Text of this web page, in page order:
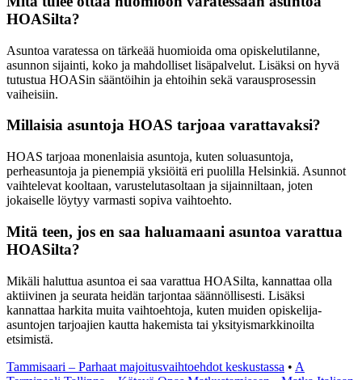
HOASilta?
Asuntoa varatessa on tärkeää huomioida oma opiskelutilanne,
asunnon sijainti, koko ja mahdolliset lisäpalvelut. Lisäksi on hyvä
tutustua HOASin sääntöihin ja ehtoihin sekä varausprosessin
vaiheisiin.
Millaisia asuntoja HOAS tarjoaa varattavaksi?
HOAS tarjoaa monenlaisia asuntoja, kuten soluasuntoja,
perheasuntoja ja pienempiä yksiöitä eri puolilla Helsinkiä. Asunnot
vaihtelevat kooltaan, varustelutasoltaan ja sijainniltaan, joten
jokaiselle löytyy varmasti sopiva vaihtoehto.
Mitä teen, jos en saa haluamaani asuntoa varattua
HOASilta?
Mikäli haluttua asuntoa ei saa varattua HOASilta, kannattaa olla
aktiivinen ja seurata heidän tarjontaa säännöllisesti. Lisäksi
kannattaa harkita muita vaihtoehtoja, kuten muiden opiskelija-
asuntojen tarjoajien kautta hakemista tai yksityismarkkinoilta
etsimistä.
Tammisaari – Parhaat majoitusvaihtoehdot keskustassa • A